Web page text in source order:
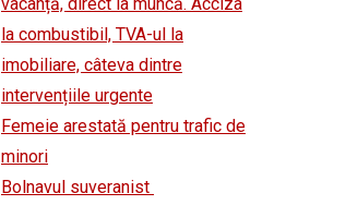
la combustibil, TVA-ul la
imobiliare, câteva dintre
intervențiile urgente
Femeie arestată pentru trafic de
minori
Bolnavul suveranist